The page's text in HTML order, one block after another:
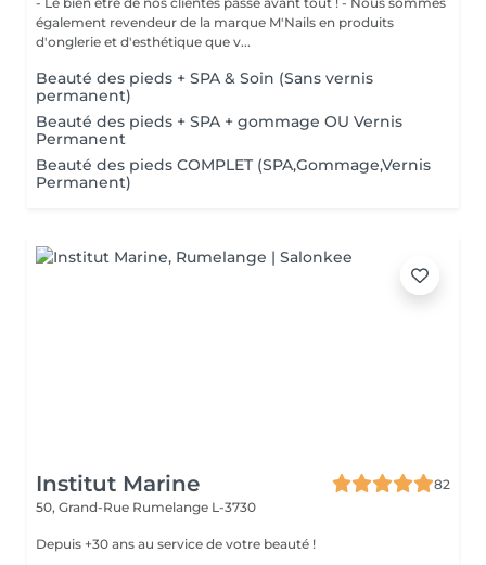
également revendeur de la marque M'Nails en produits
d'onglerie et d'esthétique que v...
Beauté des pieds + SPA & Soin (Sans vernis
permanent)
Beauté des pieds + SPA + gommage OU Vernis
Permanent
Beauté des pieds COMPLET (SPA,Gommage,Vernis
Permanent)
Institut Marine
82
50, Grand-Rue Rumelange L-3730
Depuis +30 ans au service de votre beauté !